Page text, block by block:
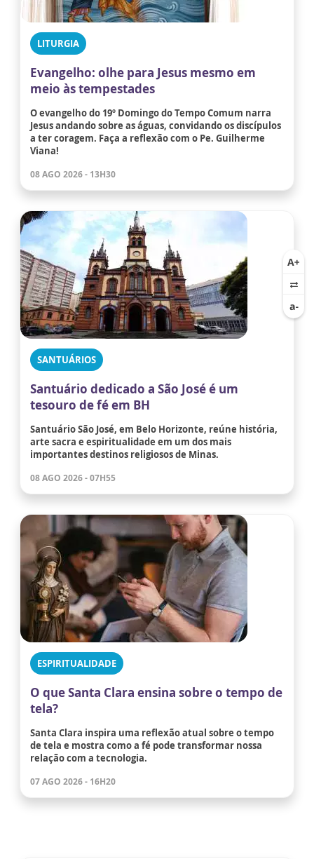
LITURGIA
Evangelho: olhe para Jesus mesmo em
meio às tempestades
O evangelho do 19º Domingo do Tempo Comum narra
Jesus andando sobre as águas, convidando os discípulos
a ter coragem. Faça a reflexão com o Pe. Guilherme
Viana!
08 AGO 2026 - 13H30
SANTUÁRIOS
Santuário dedicado a São José é um
tesouro de fé em BH
Santuário São José, em Belo Horizonte, reúne história,
arte sacra e espiritualidade em um dos mais
importantes destinos religiosos de Minas.
08 AGO 2026 - 07H55
ESPIRITUALIDADE
O que Santa Clara ensina sobre o tempo de
tela?
Santa Clara inspira uma reflexão atual sobre o tempo
de tela e mostra como a fé pode transformar nossa
relação com a tecnologia.
07 AGO 2026 - 16H20